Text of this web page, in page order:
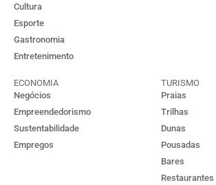
Cultura
Esporte
Gastronomia
Entretenimento
ECONOMIA
Negócios
Empreendedorismo
Sustentabilidade
Empregos
TURISMO
Praias
Trilhas
Dunas
Pousadas
Bares
Restaurantes